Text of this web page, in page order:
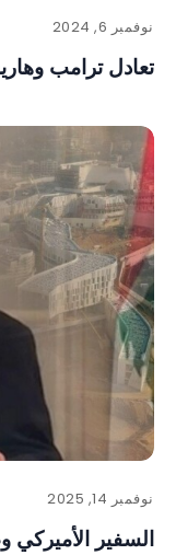
نوفمبر 6, 2024
تعادل ترامب
نوفمبر 14, 2025
السفير